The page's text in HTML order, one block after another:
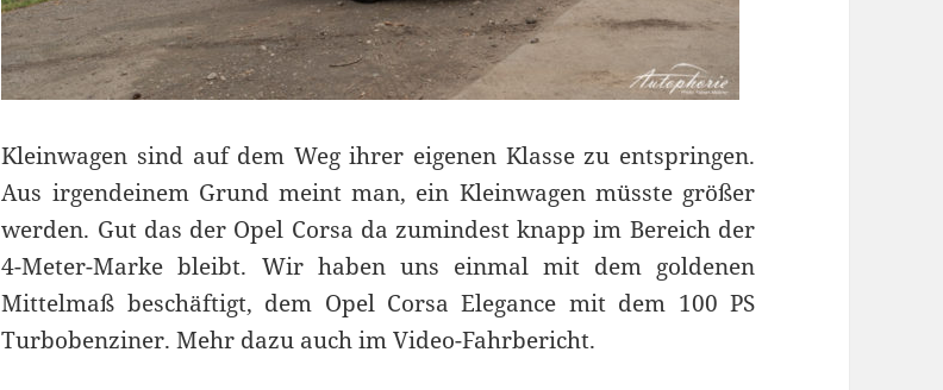
Kleinwagen sind auf dem Weg ihrer eigenen Klasse zu entspringen.
Aus irgendeinem Grund meint man, ein Kleinwagen müsste größer
werden. Gut das der Opel Corsa da zumindest knapp im Bereich der
4-Meter-Marke bleibt. Wir haben uns einmal mit dem goldenen
Mittelmaß beschäftigt, dem Opel Corsa Elegance mit dem 100 PS
Turbobenziner. Mehr dazu auch im Video-Fahrbericht.